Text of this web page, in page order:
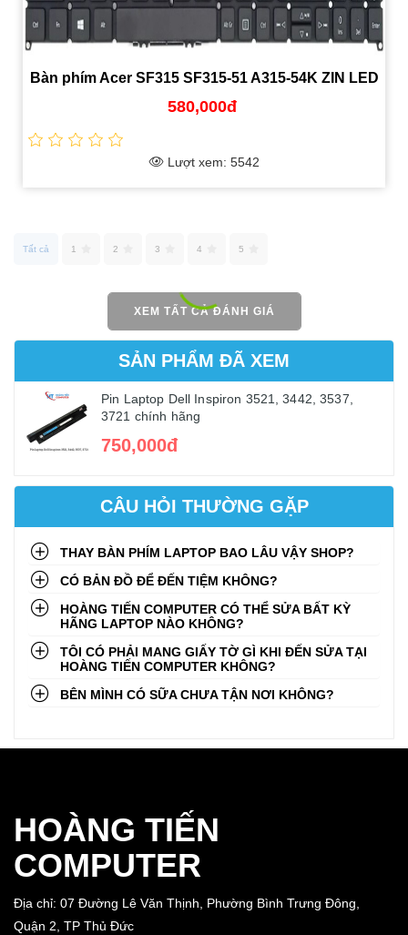
Bàn phím Acer SF315 SF315-51 A315-54K ZIN LED
chính hãng giá ưu đãi
580,000đ
Lượt xem: 5542
Tất cả 1 2 3 4 5
XEM TẤT CẢ ĐÁNH GIÁ
SẢN PHẨM ĐÃ XEM
Pin Laptop Dell Inspiron 3521, 3442, 3537,
3721 chính hãng
750,000đ
CÂU HỎI THƯỜNG GẶP
THAY BÀN PHÍM LAPTOP BAO LÂU VẬY SHOP?
CÓ BẢN ĐỒ ĐỂ ĐẾN TIỆM KHÔNG?
HOÀNG TIẾN COMPUTER CÓ THỂ SỬA BẤT KỲ
HÃNG LAPTOP NÀO KHÔNG?
TÔI CÓ PHẢI MANG GIẤY TỜ GÌ KHI ĐẾN SỬA TẠI
HOÀNG TIẾN COMPUTER KHÔNG?
BÊN MÌNH CÓ SỮA CHƯA TẬN NƠI KHÔNG?
HOÀNG TIẾN
COMPUTER
Địa chỉ: 07 Đường Lê Văn Thịnh, Phường Bình Trưng Đông,
Quận 2, TP Thủ Đức